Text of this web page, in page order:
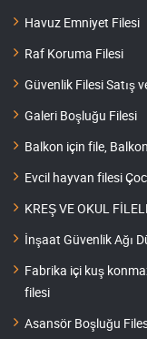
Havuz Emniyet Filesi
Raf Koruma Filesi
Güvenlik Filesi Satış
Galeri Boşluğu Filesi
Balkon için file,
Evcil hayvan filesi
KREŞ VE OKUL
İnşaat Güvenlik Ağı
Fabrika içi kuş
filesi
Asansör Boşluğu